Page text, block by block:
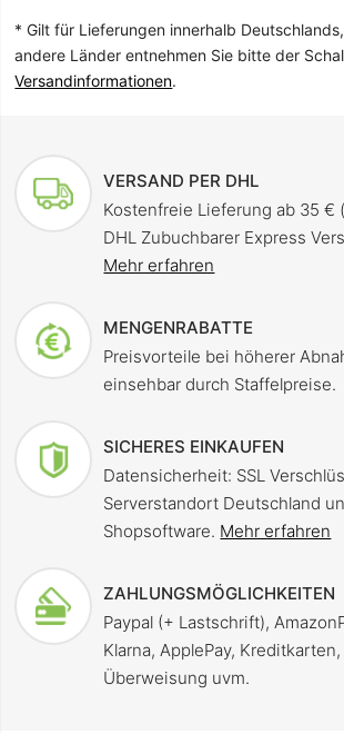
* Gilt für Lieferungen innerhalb
andere Länder entnehmen Sie bitte der
Versandinformationen.
VERSAND PER DHL
Kostenfreie Lieferung ab 35 €
DHL Zubuchbarer Express
Mehr erfahren
MENGENRABATTE
Preisvorteile bei höherer
einsehbar durch Staffelpreise.
SICHERES EINKAUFEN
Datensicherheit: SSL
Serverstandort Deutschland
Shopsoftware. Mehr erfahren
ZAHLUNGSMÖGLICHKEITEN
Paypal (+ Lastschrift),
Klarna, ApplePay,
Überweisung uvm.